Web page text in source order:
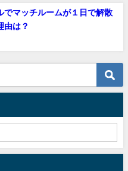
でマッチルームが１日で解散
由は？